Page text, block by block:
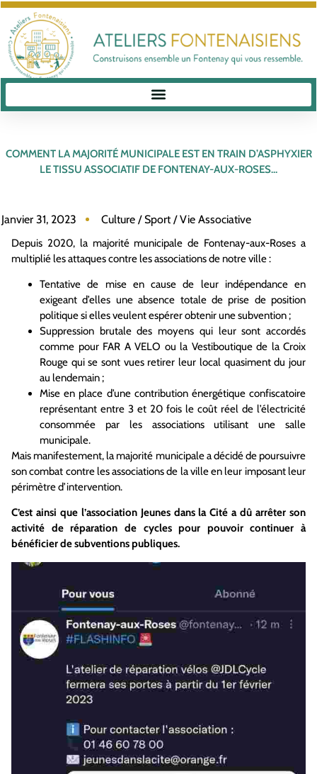
COMMENT LA MAJORITÉ MUNICIPALE EST EN TRAIN D’ASPHYXIER
LE TISSU ASSOCIATIF DE FONTENAY-AUX-ROSES…
Janvier 31, 2023 Culture / Sport / Vie Associative
Depuis 2020, la majorité municipale de Fontenay-aux-Roses a
multiplié les attaques contre les associations de notre ville :
Tentative de mise en cause de leur indépendance en
exigeant d’elles une absence totale de prise de position
politique si elles veulent espérer obtenir une subvention ;
Suppression brutale des moyens qui leur sont accordés
comme pour FAR A VELO ou la Vestiboutique de la Croix
Rouge qui se sont vues retirer leur local quasiment du jour
au lendemain ;
Mise en place d’une contribution énergétique confiscatoire
représentant entre 3 et 20 fois le coût réel de l’électricité
consommée par les associations utilisant une salle
municipale.
Mais manifestement, la majorité municipale a décidé de poursuivre
son combat contre les associations de la ville en leur imposant leur
périmètre d’intervention.
C’est ainsi que l’association Jeunes dans la Cité a dû arrêter son
activité de réparation de cycles pour pouvoir continuer à
bénéficier de subventions publiques.